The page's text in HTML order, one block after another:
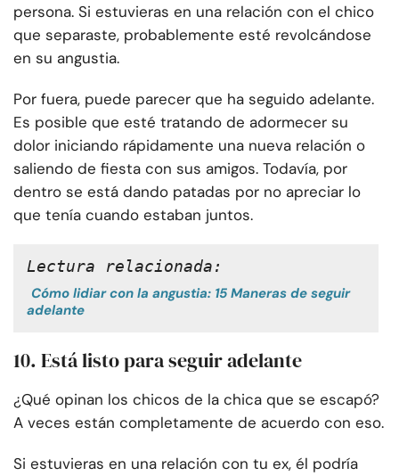
persona. Si estuvieras en una relación con el chico
que separaste, probablemente esté revolcándose
en su angustia.
Por fuera, puede parecer que ha seguido adelante.
Es posible que esté tratando de adormecer su
dolor iniciando rápidamente una nueva relación o
saliendo de fiesta con sus amigos. Todavía, por
dentro se está dando patadas por no apreciar lo
que tenía cuando estaban juntos.
Lectura relacionada:
Cómo lidiar con la angustia: 15 Maneras de seguir
adelante
10. Está listo para seguir adelante
¿Qué opinan los chicos de la chica que se escapó?
A veces están completamente de acuerdo con eso.
Si estuvieras en una relación con tu ex, él podría